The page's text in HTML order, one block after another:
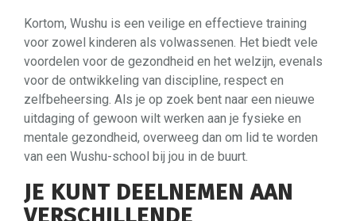
Kortom, Wushu is een veilige en effectieve training
voor zowel kinderen als volwassenen. Het biedt vele
voordelen voor de gezondheid en het welzijn, evenals
voor de ontwikkeling van discipline, respect en
zelfbeheersing. Als je op zoek bent naar een nieuwe
uitdaging of gewoon wilt werken aan je fysieke en
mentale gezondheid, overweeg dan om lid te worden
van een Wushu-school bij jou in de buurt.
JE KUNT DEELNEMEN AAN